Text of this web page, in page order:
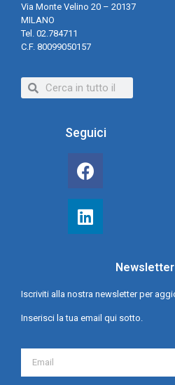
Via Monte Velino 20 – 20137
MILANO
Tel. 02.784711
C.F. 80099050157
Seguici
Newsletter
Iscriviti alla nostra newsletter per
Inserisci la tua email qui sotto.